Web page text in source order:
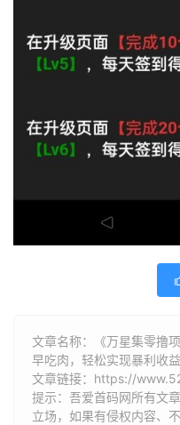
文章名称：《万星集零撸
早吃肉，轻松实现暴利收益
文章链接： https://
提示：吾爱首码网所有文
立场，如果有侵权内容、